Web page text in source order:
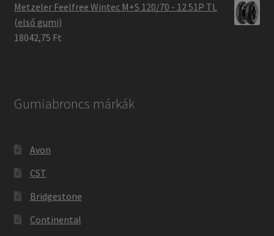
Metzeler Feelfree Wintec M+S 120/70 - 12 51P TL
(első gumi)
18042,75 Ft
Gumiabroncs márkák
Avon
CST
Bridgestone
Continental